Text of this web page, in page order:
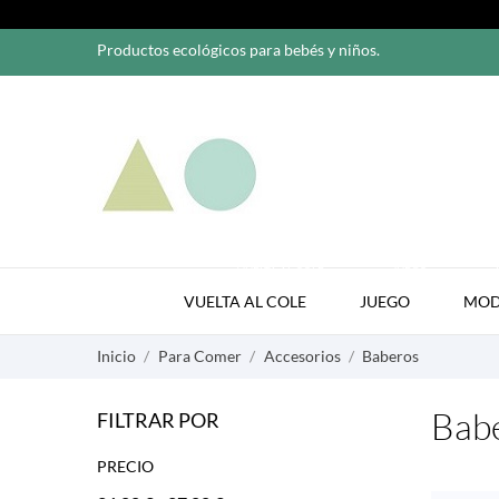
Productos ecológicos para bebés y niños.
VUELTA AL COLE JUEGO
Inicio Para Comer Accesorios Baberos
FILTRAR POR
PRECIO